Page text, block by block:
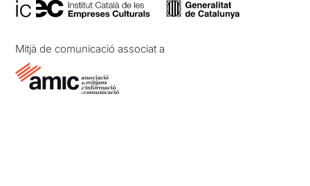
Mitjà de comunicació associat a